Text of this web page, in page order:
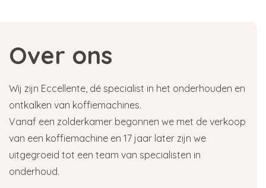
Over ons
Wij zijn Eccellente, dé specialist in het onderhouden en
ontkalken van koffiemachines.
Vanaf een zolderkamer begonnen we met de verkoop
van een koffiemachine en 17 jaar later zijn we
uitgegroeid tot een team van specialisten in
onderhoud.